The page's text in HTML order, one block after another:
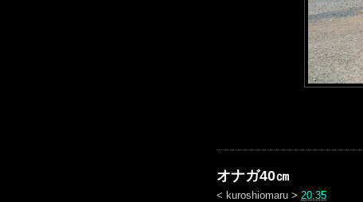
オナガ40㎝
< kuroshiomaru > 20:35